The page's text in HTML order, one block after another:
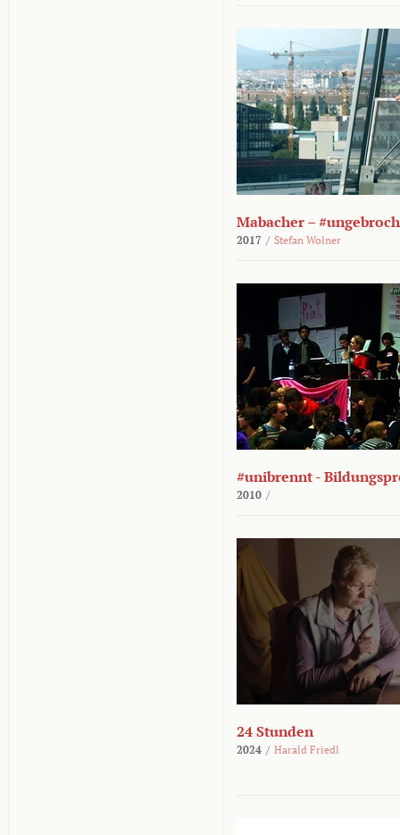
Mabacher –
2017 / Stefan Wolner
#unibrennt -
2010 /
24 Stunden
2024 / Harald Friedl